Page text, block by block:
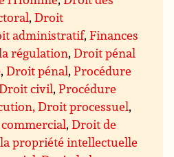
,Droit
administratif,Finances
régulation,Droit pénal
,Droit pénal,Procédure
civil,Procédure
Droit processuel,
,Droit de
propriété intellectuelle